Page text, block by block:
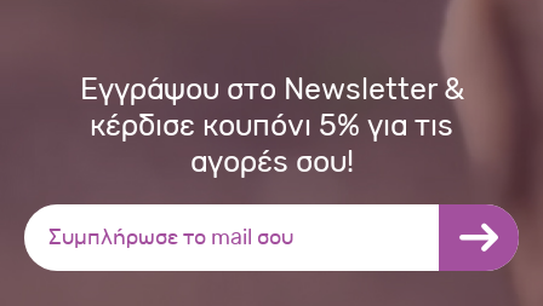
Εγγράψου στο Newsletter &
κέρδισε κουπόνι 5% για τις
αγορές σου!